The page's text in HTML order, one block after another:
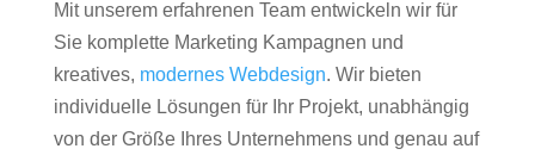
Mit unserem erfahrenen Team entwickeln wir für
Sie komplette Marketing Kampagnen und
kreatives, modernes Webdesign. Wir bieten
individuelle Lösungen für Ihr Projekt, unabhängig
von der Größe Ihres Unternehmens und genau auf